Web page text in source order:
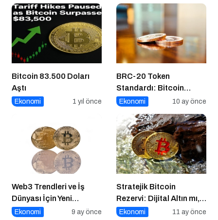
Bitcoin 83.500 Doları
Aştı
Ekonomi 1 yıl önce
BRC-20 Token
Standardı: Bitcoin
Üzerindeki Deneysel
Ekonomi 10 ay önce
Web3 Trendleri ve İş
Dünyası İçin Yeni
Fırsatlar
Ekonomi 9 ay önce
Stratejik Bitcoin
Rezervi: Dijital Altın mı,
Riskli Bir Hamle mi?
Ekonomi 11 ay önce